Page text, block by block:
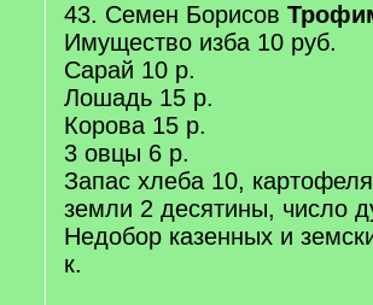
43. Семен Борисов
Имущество изба 10 руб.
Сарай 10 р.
Лошадь 15 р.
Корова 15 р.
3 овцы 6 р.
Запас хлеба 10,
земли 2 десятины, число
Недобор казенных и
к.